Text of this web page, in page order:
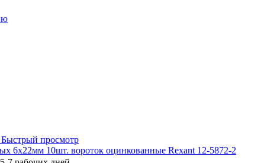
Быстрый просмотр
6х22мм 10шт. вороток оцинкованные Rexant 12-5872-2